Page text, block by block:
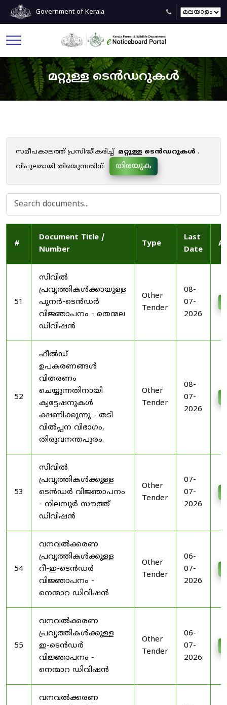
Government of Kerala
മറ്റുള്ള ടെൻഡറുകൾ
സമീപകാലത്ത് പ്രസിദ്ധീകരിച്ച് മറ്റുള്ള ടെൻഡറുകൾ .
വിപുലമായി തിരയുന്നതിന്
തിരയുക
#
Document Title /
Number
Type
Last
Date
51
സിവിൽ
പ്രവൃത്തികൾക്കായുള്ള
പുനർ-ടെൻഡർ
വിജ്ഞാപനം - തെന്മല
ഡിവിഷൻ
Other
Tender
08-
07-
2026
52
ഫീൽഡ്
ഉപകരണങ്ങൾ
വിതരണം
ചെയ്യുന്നതിനായി
ക്വട്ടേഷനുകൾ
ക്ഷണിക്കുന്നു - തടി
വിൽപ്പന വിഭാഗം,
തിരുവനന്തപുരം.
Other
Tender
08-
07-
2026
53
സിവിൽ
പ്രവൃത്തികൾക്കുള്ള
ടെൻഡർ വിജ്ഞാപനം
- നിലമ്പൂർ സൗത്ത്
ഡിവിഷൻ
Other
Tender
07-
07-
2026
54
വനവൽക്കരണ
പ്രവൃത്തികൾക്കുള്ള
റീ-ഇ-ടെൻഡർ
വിജ്ഞാപനം -
നെന്മാറ ഡിവിഷൻ
Other
Tender
06-
07-
2026
55
വനവൽക്കരണ
പ്രവൃത്തികൾക്കുള്ള
ഇ-ടെൻഡർ
വിജ്ഞാപനം -
നെന്മാറ ഡിവിഷൻ
Other
Tender
06-
07-
2026
വനവൽക്കരണ